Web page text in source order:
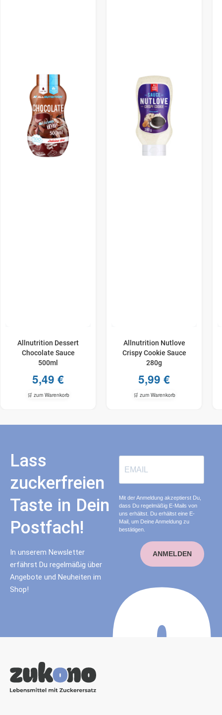
Allnutrition Dessert
Chocolate Sauce
500ml
5,49 €
🛒 zum Warenkorb
Allnutrition Nutlove
Crispy Cookie Sauce
280g
5,99 €
🛒 zum Warenkorb
Lass
zuckerfreien
Taste in Dein
Postfach!
In unserem Newsletter
erfährst Du regelmäßig über
Angebote und Neuheiten im
Shop!
Mit der Anmeldung akzeptierst Du,
dass Du regelmäßig E-Mails von
uns erhältst. Du erhältst eine E-
Mail, um Deine Anmeldung zu
bestätigen.
ANMELDEN